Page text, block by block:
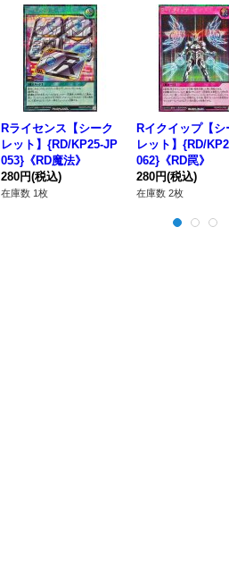
Rライセンス【シーク
レット】{RD/KP25-JP
053}《RD魔法》
280円(税込)
在庫数 1枚
Rイクイップ【シ
レット】{RD/
062}《RD罠》
280円(税込)
在庫数 2枚